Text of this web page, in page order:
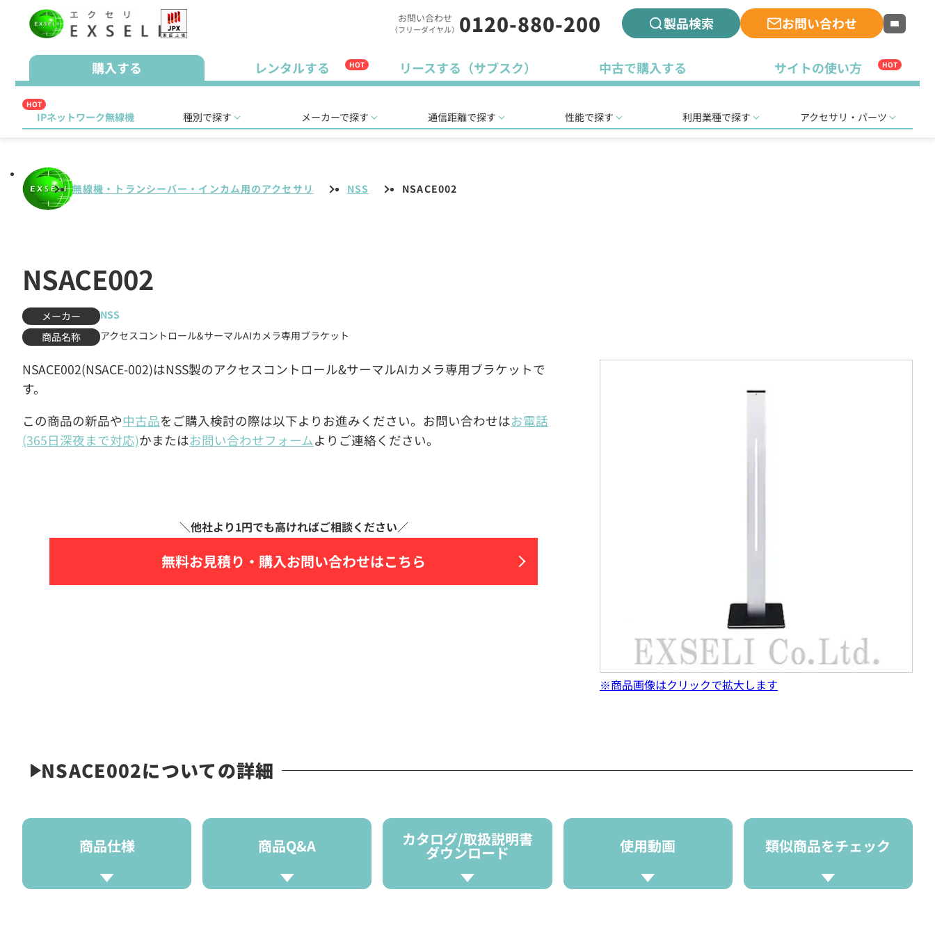
お問い合わせ
（フリーダイヤル） 0120-880-200 製品検索 お問い合わせ
購入する レンタルする HOT リースする（サブスク） 中古で購入する サイトの使い方 HOT
HOT
IPネットワーク無線機 種別で探す メーカーで探す 通信距離で探す 性能で探す 利用業種で探す アクセサリ・パーツ
無線機・トランシーバー・インカム用のアクセサリ NSS NSACE002
NSACE002
メーカー
NSS
商品名称
アクセスコントロール&サーマルAIカメラ専用ブラケット
NSACE002(NSACE-002)はNSS製のアクセスコントロール&サーマルAIカメラ専用ブラケットで
す。
この商品の新品や中古品をご購入検討の際は以下よりお進みください。お問い合わせはお電話
(365日深夜まで対応)かまたはお問い合わせフォームよりご連絡ください。
無料お見積り・ 購入お問い合わせはこちら
※商品画像はクリックで拡大します
NSACE002についての詳細
商品仕様 商品Q&A カタログ/取扱説明書
ダウンロード 使用動画 類似商品をチェック